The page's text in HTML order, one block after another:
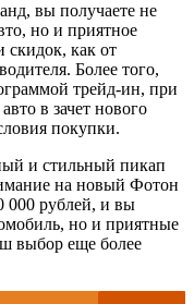
вы получаете не
но и приятное
скидок, как от
Более того,
трейд-ин, при
в зачет нового
покупки.
и стильный пикап
на новый Фотон
000 рублей, и вы
но и приятные
выбор еще более